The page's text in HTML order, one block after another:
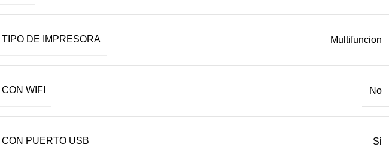
TIPO DE IMPRESORA Multifuncion
CON WIFI No
CON PUERTO USB Si